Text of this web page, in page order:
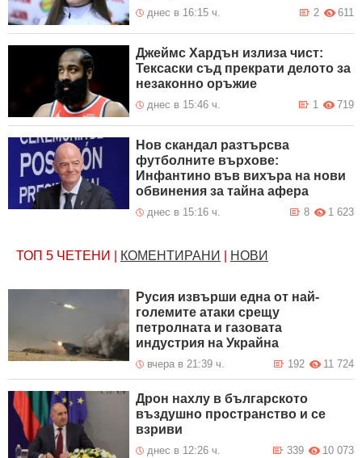
днес в 16:15 ч. 611
2
Джеймс Хардън излиза чист:
Тексаски съд прекрати делото за
незаконно оръжие
днес в 15:46 ч. 719
1
Нов скандал разтърсва
футболните върхове:
Инфантино във вихъра на нови
обвинения за тайна афера
днес в 15:16 ч. 1 623
8
ТОП 5 ЧЕТЕНИ КОМЕНТИРАНИ НОВИ
Русия извърши една от най-
големите атаки срещу
петролната и газовата
индустрия на Украйна
вчера в 21:39 ч. 11 724
192
Дрон нахлу в българското
въздушно пространство и се
взриви
днес в 12:26 ч. 10 073
339